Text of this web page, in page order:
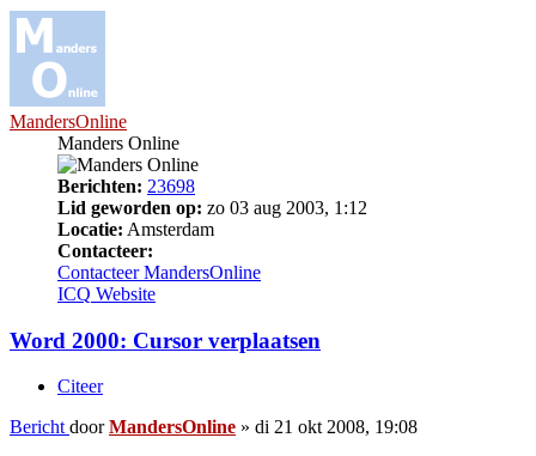
MandersOnline
Manders Online
Berichten: 23698
Lid geworden op: zo 03 aug 2003, 1:12
Locatie: Amsterdam
Contacteer:
Contacteer MandersOnline
ICQ Website
Word 2000: Cursor verplaatsen
Citeer
Bericht doorMandersOnline » di 21 okt 2008, 19:08